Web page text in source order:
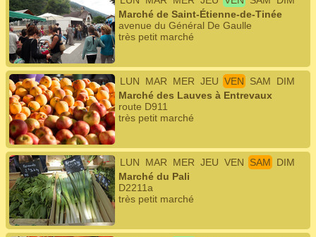
Marché de Saint-Étienne-de-Tinée
avenue du Général De Gaulle
très petit marché
LUN MAR MER JEU VEN SAM
DIM
Marché des Lauves à Entrevaux
route D911
très petit marché
LUN MAR MER JEU VEN SAM
DIM
Marché du Pali
D2211a
très petit marché